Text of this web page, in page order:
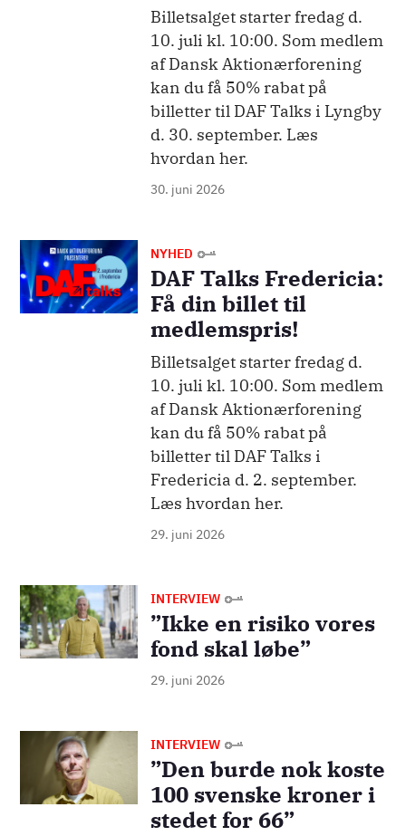
Billetsalget starter fredag d.
10. juli kl. 10:00. Som medlem
af Dansk Aktionærforening
kan du få 50% rabat på
billetter til DAF Talks i Lyngby
d. 30. september. Læs
hvordan her.
30. juni 2026
Billede NYHED
DAF Talks Fredericia:
Få din billet til
medlemspris!
Billetsalget starter fredag d.
10. juli kl. 10:00. Som medlem
af Dansk Aktionærforening
kan du få 50% rabat på
billetter til DAF Talks i
Fredericia d. 2. september.
Læs hvordan her.
29. juni 2026
Billede INTERVIEW
”Ikke en risiko vores
fond skal løbe”
29. juni 2026
Billede INTERVIEW
”Den burde nok koste
100 svenske kroner i
stedet for 66”